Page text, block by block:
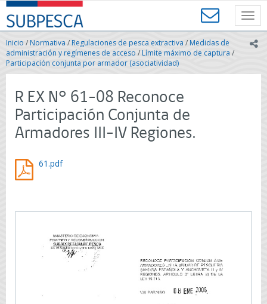
Contenido
principal
SUBPESCA
-
Subsecretaría
de
Pesca
y
Gobierno
de
Chile
Inicio /Normativa / Regulaciones de pesca extractiva / Medidas de
administración y regímenes de acceso / Límite máximo de captura /
Participación conjunta por armador (asociatividad)
R EX N° 61-08 Reconoce
Participación Conjunta de
Armadores III-IV Regiones.
61.pdf